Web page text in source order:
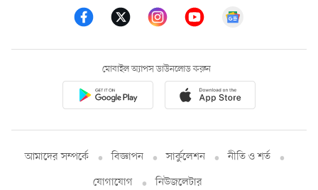
মোবাইল অ্যাপস ডাউনলোড করুন
আমাদের সম্পর্কে বিজ্ঞাপন সার্কুলেশন
নীতি ও শর্ত
যোগাযোগ
নিউজলেটার